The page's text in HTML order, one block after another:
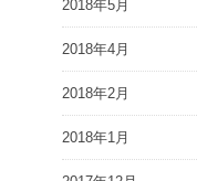
2018年5月
2018年4月
2018年2月
2018年1月